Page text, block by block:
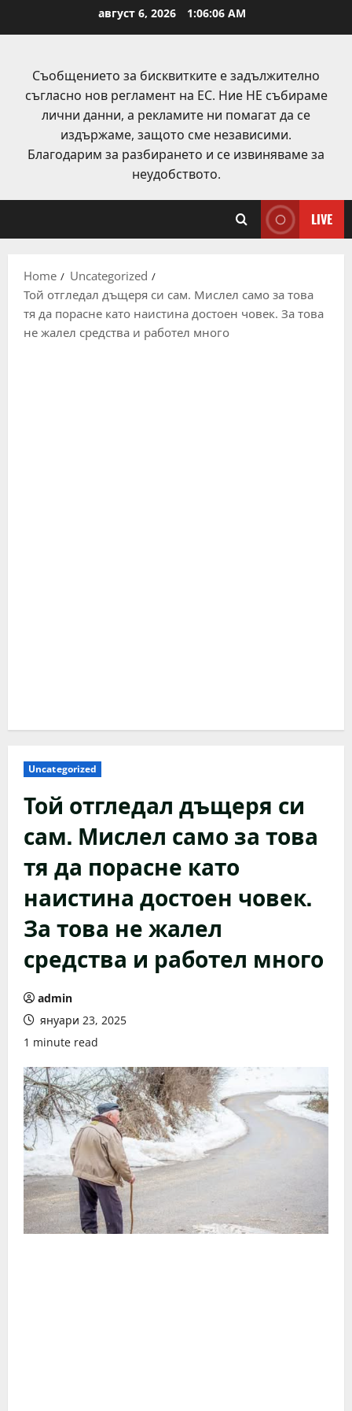
август 6, 2026 1:06:07 AM
Съобщението за бисквитките е задължително
съгласно нов регламент на ЕС. Ние НЕ събираме
лични данни, а рекламите ни помагат да се
издържаме, защото сме независими.
Благодарим за разбирането и се извиняваме за
неудобството.
LIVE
Home
Uncategorized
Той отгледал дъщеря си сам. Мислел само за това
тя да порасне като наистина достоен човек. За това
не жалел средства и работел много
Uncategorized
Той отгледал дъщеря си
сам. Мислел само за това
тя да порасне като
наистина достоен човек.
За това не жалел
средства и работел много
admin
януари 23, 2025
1 minute read